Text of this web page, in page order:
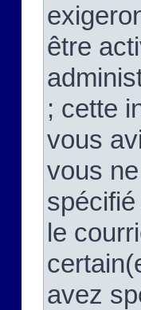
être
; cette
vous
vous
le
avez